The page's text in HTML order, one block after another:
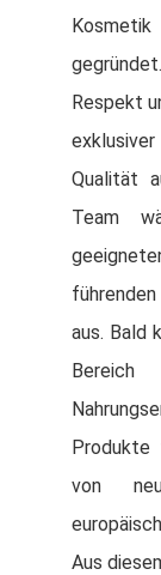
Respekt
Qualität
Team
aus. Bald
Produkte
von
Aus